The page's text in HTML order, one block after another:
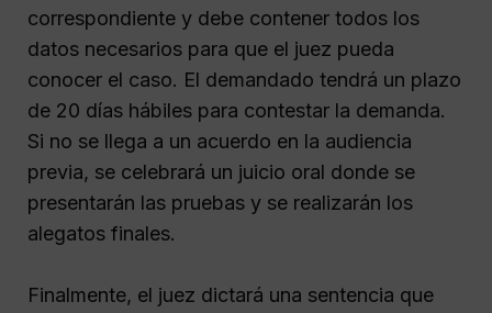
correspondiente y debe contener todos los
datos necesarios para que el juez pueda
conocer el caso. El demandado tendrá un plazo
de 20 días hábiles para contestar la demanda.
Si no se llega a un acuerdo en la audiencia
previa, se celebrará un juicio oral donde se
presentarán las pruebas y se realizarán los
alegatos finales.
Finalmente, el juez dictará una sentencia que